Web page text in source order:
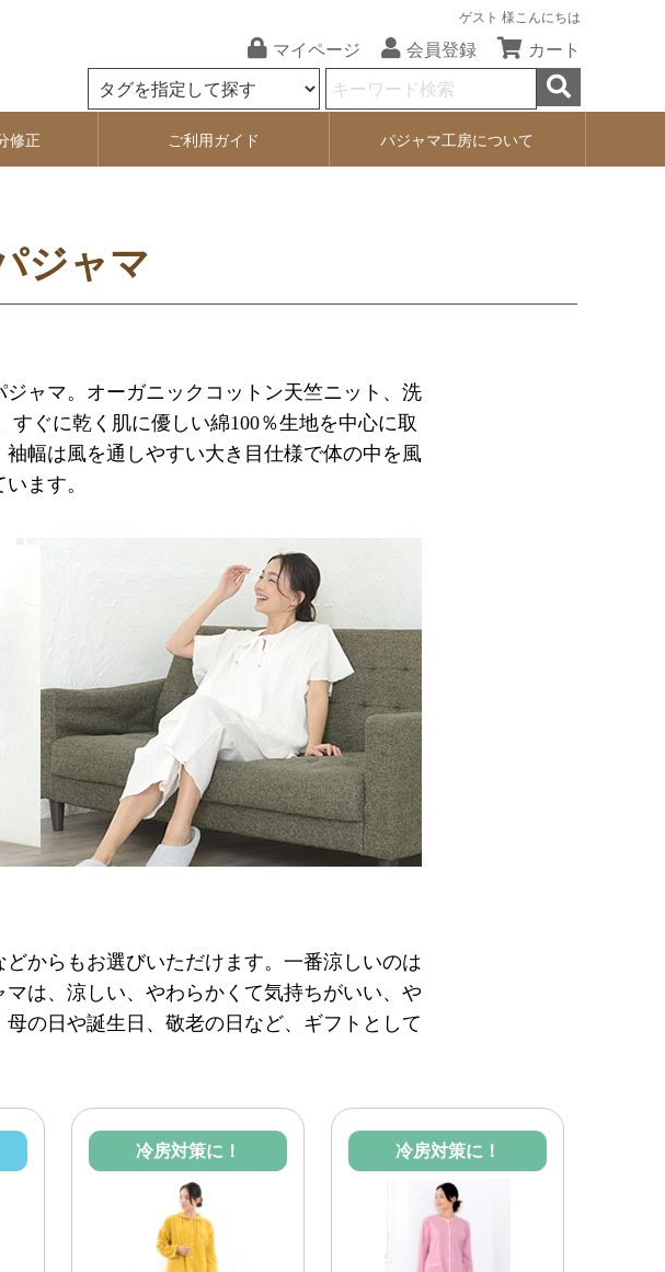
ゲスト 様こんにちは
マイページ 会員登録 カート
修正 ご利用ガイド パジャマ工房について
ジャマ
ャマ。オーガニックコットン天竺ニット、洗
ぐに乾く肌に優しい綿100％生地を中心に取
幅は風を通しやすい大き目仕様で体の中を風
ます。
からもお選びいただけます。一番涼しいのは
は、涼しい、やわらかくて気持ちがいい、や
の日や誕生日、敬老の日など、ギフトとして
冷房対策に！ 冷房対策に！